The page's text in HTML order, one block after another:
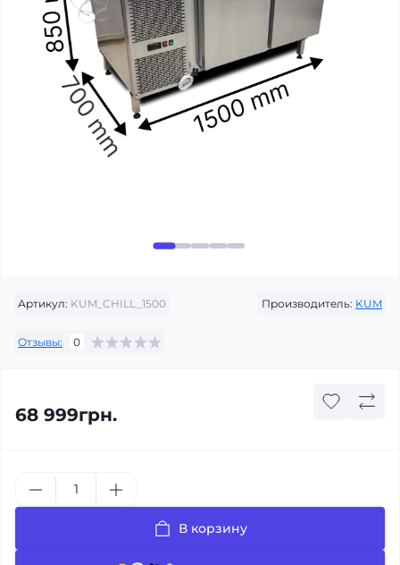
Артикул: KUM_CHILL_1500 Производитель: KUM
Отзывы: 0
68 999грн.
В корзину